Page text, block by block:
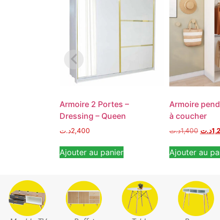
Armoire 2 Portes –
Dressing – Queen
2,400د.ت
Ajouter au panier
Armoire
à coucher
1,400د.ت د.ت
Ajouter au